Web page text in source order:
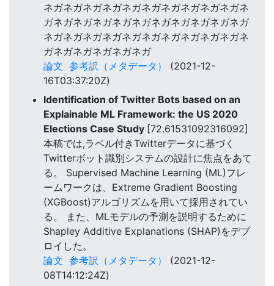
ネガネガネガネガネガネガネガネガネガネガネ
ガネガネガネガネガネガネガネガネガネガネガ
ネガネガネガネガネガネガネガネガネガネガネ
ガネガネガネガネガネガ
論文 参考訳（メタデータ）
(2021-12-
16T03:37:20Z)
Identification of Twitter Bots based on an
Explainable ML Framework: the US 2020
Elections Case Study [72.61531092316092]
本稿では,ラベル付きTwitterデータに基づく
Twitterボット識別システムの設計に焦点をあて
る。 Supervised Machine Learning (ML)フレ
ームワークは、Extreme Gradient Boosting
(XGBoost)アルゴリズムを用いて採用されてい
る。 また、MLモデルの予測を説明するために
Shapley Additive Explanations (SHAP)をデプ
ロイした。
論文 参考訳（メタデータ）
(2021-12-
08T14:12:24Z)